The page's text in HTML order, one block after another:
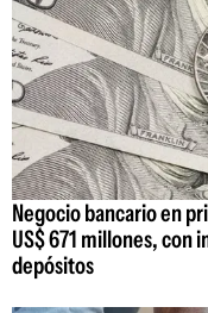
Negocio bancario en
US$ 671 millones, con
depósitos